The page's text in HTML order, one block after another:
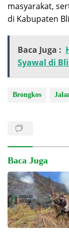
masyarakat,
di Kabupaten
Baca Juga :
Syawal di
Brongkos
Baca Juga